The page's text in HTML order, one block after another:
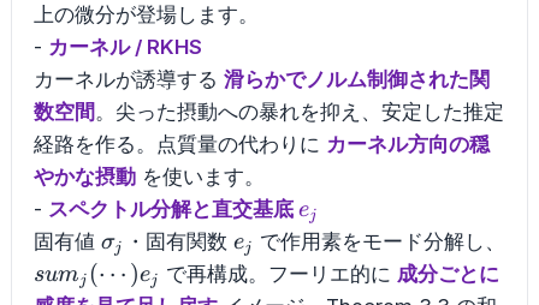
上の微分が登場します。
- カーネル / RKHS
カーネルが誘導する 滑らかでノルム制御された関
数空間 。尖った摂動への暴れを抑え、安定した推定
経路を作る。点質量の代わりに カーネル方向の穏
やかな摂動 を使います。
- スペクトル分解と直交基底 e_j
ej
固有値 \sigma_j
σj ・固有関数 e_j
ej で作用素をモード分解し、
sumj (⋯ )ej で再構成。フーリエ的に 成分ごとに